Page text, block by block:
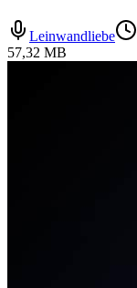
Leinwandliebe
57,32 MB